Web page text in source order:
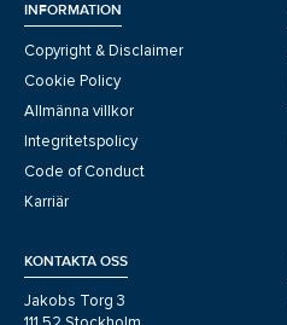
INFORMATION
Copyright & Disclaimer
Cookie Policy
Allmänna villkor
Integritetspolicy
Code of Conduct
Karriär
KONTAKTA OSS
Jakobs Torg 3